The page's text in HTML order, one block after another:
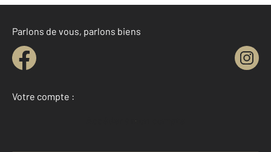
Parlons de vous, parlons biens
Votre compte :
Accéder à mon compte